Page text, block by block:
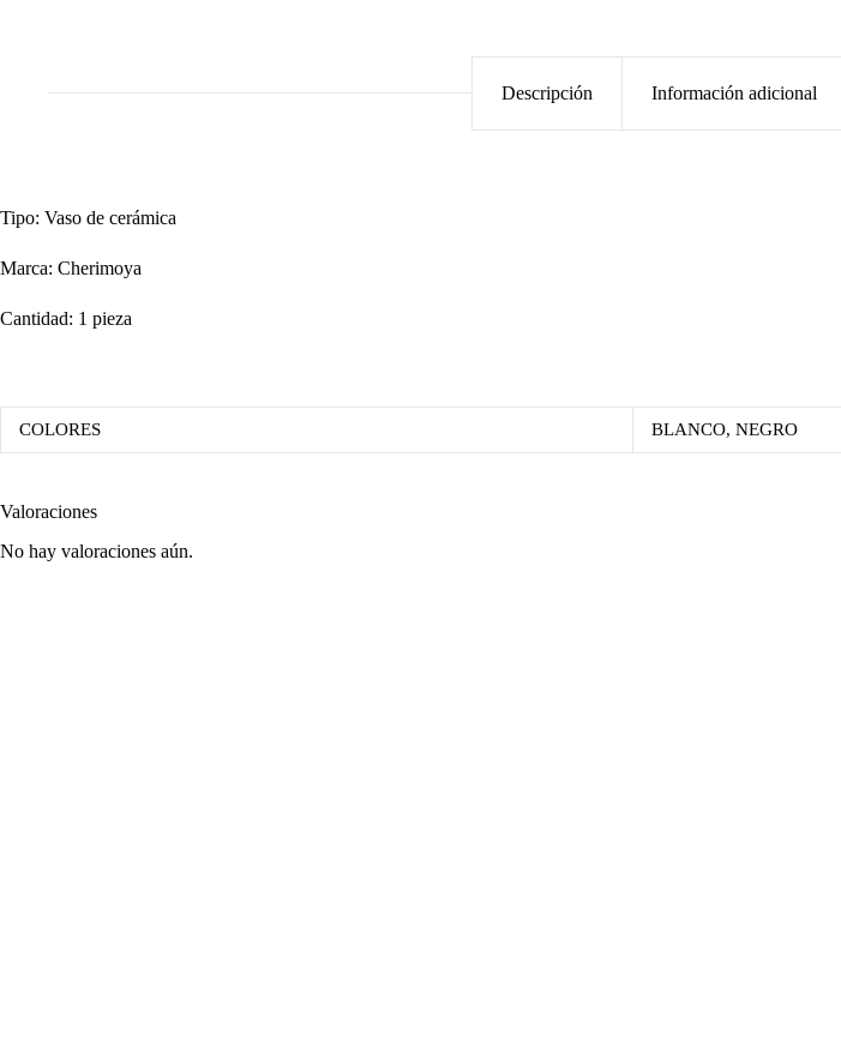
Descripción Información adicional
Tipo: Vaso de cerámica
Marca: Cherimoya
Cantidad: 1 pieza
COLORES BLANCO, NEGRO
Valoraciones
No hay valoraciones aún.